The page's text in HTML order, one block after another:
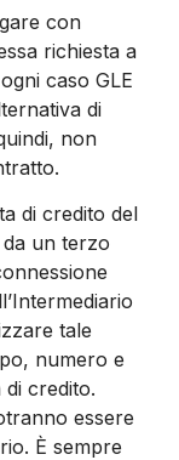
con
richiesta a
caso GLE
di
non
di credito del
da un terzo
tale
numero e
credito.
essere
È sempre